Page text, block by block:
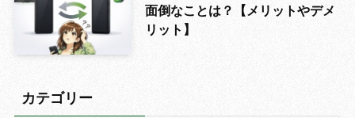
面倒なことは？【メリットやデメ
リット】
カテゴリー